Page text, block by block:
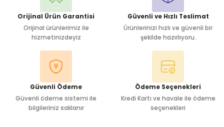
Orijinal Ürün Garantisi
Orijinal ürünlerimiz ile
hizmetinizdeyiz
Güvenli ve Hızlı Teslimat
Ürünlerinizi hızlı ve güvenli bir
şekilde hazırlıyoru.
Güvenli Ödeme
Güvenli ödeme sistemi ile
bilgileriniz saklanır
Ödeme Seçenekleri
Kredi Kartı ve havale ile ödeme
seçenekleri